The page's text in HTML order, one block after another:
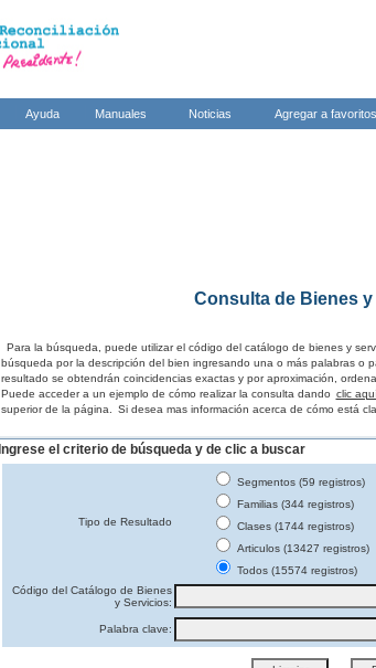
Ayuda Manuales Noticias Agregar a favoritos
Consulta de Bienes
Para la búsqueda, puede utilizar el código del catálogo de bienes y
búsqueda por la descripción del bien ingresando una o más palabras o
resultado se obtendrán coincidencias exactas y por aproximación,
Puede acceder a un ejemplo de cómo realizar la consulta dando clic
superior de la página.
Si desea mas información acerca de cómo está
Ingrese el criterio de búsqueda y de clic a buscar
Tipo de Resultado
Segmentos (59 registros)
Familias (344 registros)
Clases (1744 registros)
Articulos (13427 registros)
Todos (15574 registros)
Código del Catálogo de Bienes
y Servicios:
Palabra clave: